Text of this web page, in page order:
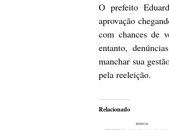
O prefeito
aprovação
com chances de
entanto,
manchar sua
pela reeleição.
Relacionado